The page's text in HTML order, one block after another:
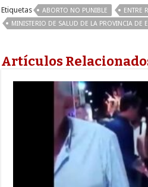
Etiquetas ABORTO NO PUNIBLE ENTRE
MINISTERIO DE SALUD DE LA PROVINCIA DE
Artículos